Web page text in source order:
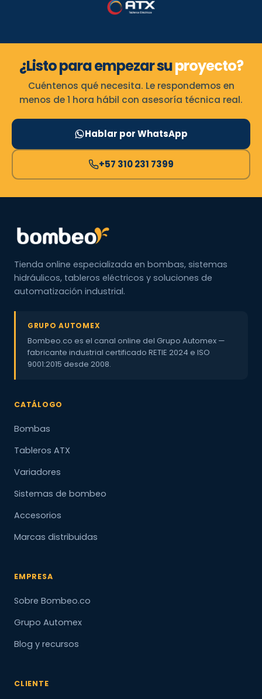
¿Listo para empezar suproyecto?
Cuéntenos qué necesita. Le respondemos en
menos de 1 hora hábil con asesoría técnica real.
Hablar por WhatsApp
+57 310 231 7399
Tienda online especializada en bombas, sistemas
hidráulicos, tableros eléctricos y soluciones de
automatización industrial.
GRUPO AUTOMEX
Bombeo.co es el canal online del Grupo Automex —
fabricante industrial certificado RETIE 2024 e ISO
9001:2015 desde 2008.
CATÁLOGO
Bombas
Tableros ATX
Variadores
Sistemas de bombeo
Accesorios
Marcas distribuidas
EMPRESA
Sobre Bombeo.co
Grupo Automex
Blog y recursos
CLIENTE